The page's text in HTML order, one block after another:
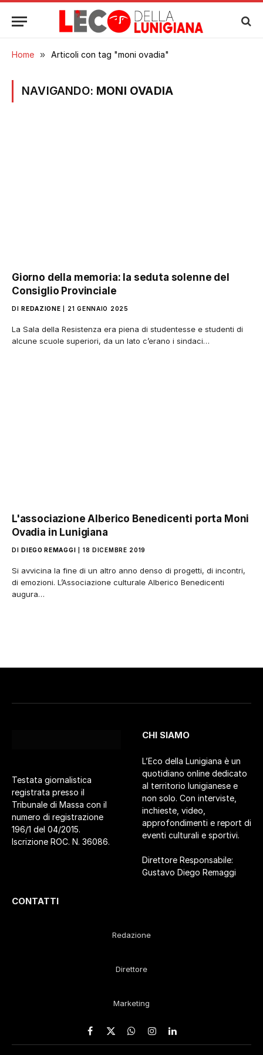
Home » Articoli con tag "moni ovadia"
NAVIGANDO: MONI OVADIA
Giorno della memoria: la seduta solenne del
Consiglio Provinciale
DI REDAZIONE 21 GENNAIO 2025
La Sala della Resistenza era piena di studentesse e studenti di
alcune scuole superiori, da un lato c’erano i sindaci…
L'associazione Alberico Benedicenti porta Moni
Ovadia in Lunigiana
DI DIEGO REMAGGI 18 DICEMBRE 2019
Si avvicina la fine di un altro anno denso di progetti, di incontri,
di emozioni. L’Associazione culturale Alberico Benedicenti
augura…
Testata giornalistica
registrata presso il
Tribunale di Massa con il
numero di registrazione
196/1 del 04/2015.
Iscrizione ROC. N. 36086.
CHI SIAMO
L’Eco della Lunigiana è un
quotidiano online dedicato
al territorio lunigianese e
non solo. Con interviste,
inchieste, video,
approfondimenti e report di
eventi culturali e sportivi.
Direttore Responsabile:
Gustavo Diego Remaggi
CONTATTI
Redazione
Direttore
Marketing
Facebook
X
WhatsApp
Instagram
LinkedIn